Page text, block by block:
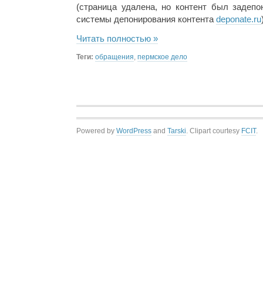
(страница удалена, но контент был
системы депонирования контента deponate.ru
Читать полностью »
Теги: обращения, пермское дело
Powered by WordPress and Tarski. Clipart courtesy FCIT.